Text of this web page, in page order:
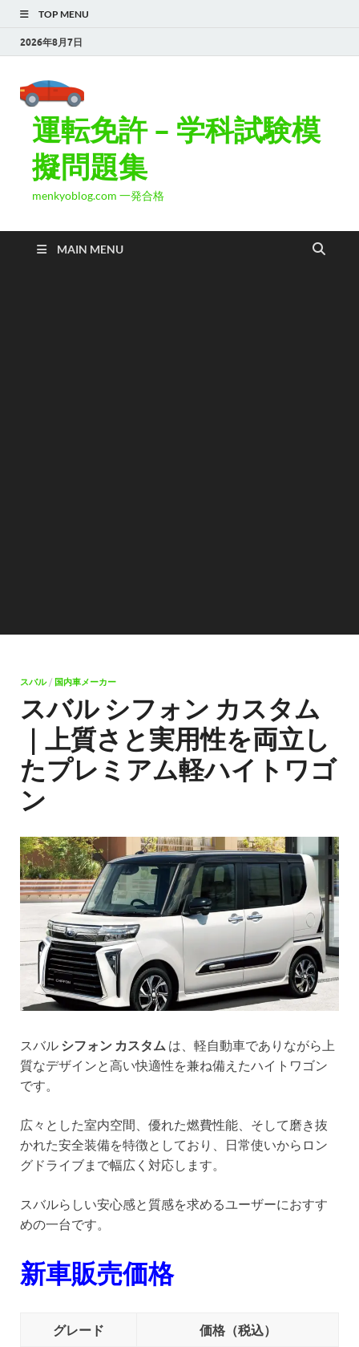
TOP MENU
2026年8月7日
運転免許 – 学科試験模
擬問題集
menkyoblog.com 一発合格
MAIN MENU
スバル/ 国内車メーカー
スバル シフォン カスタム
｜上質さと実用性を両立し
たプレミアム軽ハイトワゴ
ン
スバル シフォン カスタム は、軽自動車でありながら上
質なデザインと高い快適性を兼ね備えたハイトワゴン
です。
広々とした室内空間、優れた燃費性能、そして磨き抜
かれた安全装備を特徴としており、日常使いからロン
グドライブまで幅広く対応します。
スバルらしい安心感と質感を求めるユーザーにおすす
めの一台です。
新車販売価格
グレード 価格（税込）